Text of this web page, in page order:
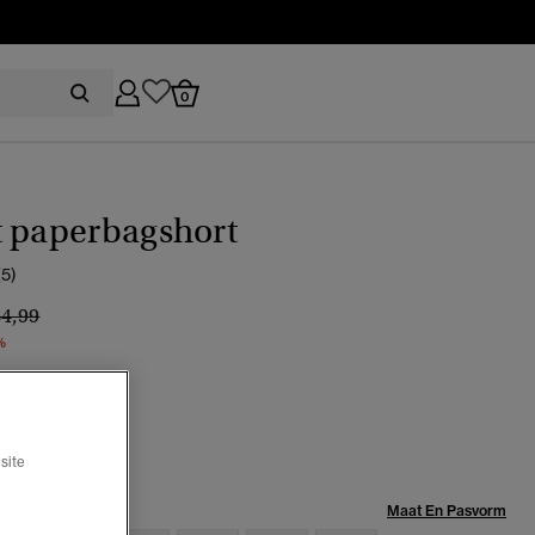
0
paperbagshort
verlaagd van
naar
Maat En Pasvorm